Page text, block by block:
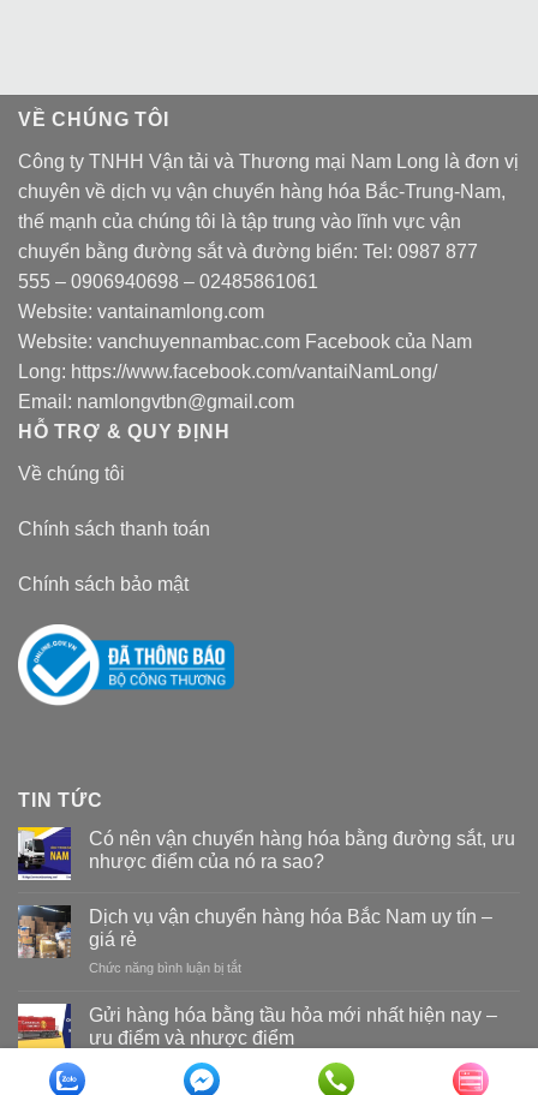
VỀ CHÚNG TÔI
Công ty TNHH Vận tải và Thương mại Nam Long là đơn vị
chuyên về dịch vụ vận chuyển hàng hóa Bắc-Trung-Nam,
thế mạnh của chúng tôi là tập trung vào lĩnh vực vận
chuyển bằng đường sắt và đường biển: Tel: 0987 877
555 – 0906940698 – 02485861061
Website: vantainamlong.com
Website: vanchuyennambac.com Facebook của Nam
Long: https://www.facebook.com/vantaiNamLong/
Email: namlongvtbn@gmail.com
HỖ TRỢ & QUY ĐỊNH
Về chúng tôi
Chính sách thanh toán
Chính sách bảo mật
TIN TỨC
Có nên vận chuyển hàng hóa bằng đường sắt, ưu
nhược điểm của nó ra sao?
Dịch vụ vận chuyển hàng hóa Bắc Nam uy tín –
giá rẻ
Chức năng bình luận bị tắt
vụ
vận
chuyển
Gửi hàng hóa bằng tầu hỏa mới nhất hiện nay –
ưu điểm và nhược điểm